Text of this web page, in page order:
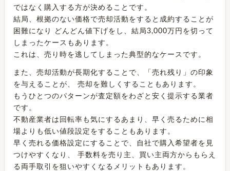
ではなく購入する方が決めることです。
結局、根拠のない価格で売却活動をすると成約することが
困難になり どんどん値下げをし、結局3,000万円を切って
しまったケースもあります。
これは、売り時を逃してしまった典型的なケースです。
また、売却活動が長期化することで、「売れ残り」の印象
を与えることが、 売却を難しくすることもあります。
もうひとつのパターンが査定額をわざと安く提示する業者
です。
不動産業者は回転率も気にするあまり、早く売るために相
場よりも低い値段設定をすることもあります。
早く売れる価格設定にすることで、自社で購入希望者を見
つけやすくなり、 手数料を売り主、買い主両方からもらえ
る両手取引を狙いやすくなるメリットもあります。